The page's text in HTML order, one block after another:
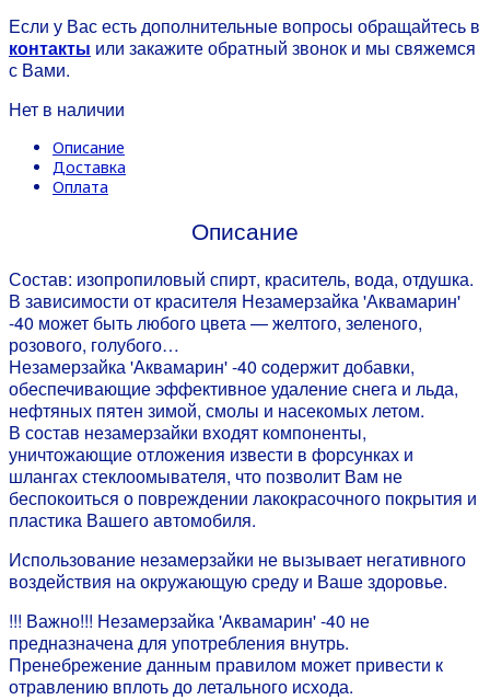
Если у Вас есть дополнительные вопросы обращайтесь в
контакты или закажите обратный звонок и мы свяжемся
с Вами.
Нет в наличии
Описание
Доставка
Оплата
Описание
Состав: изопропиловый спирт, краситель, вода, отдушка.
В зависимости от красителя Незамерзайка 'Аквамарин'
-40 может быть любого цвета — желтого, зеленого,
розового, голубого…
Незамерзайка 'Аквамарин' -40 cодержит добавки,
обеспечивающие эффективное удаление снега и льда,
нефтяных пятен зимой, смолы и насекомых летом.
В состав незамерзайки входят компоненты,
уничтожающие отложения извести в форсунках и
шлангах стеклоомывателя, что позволит Вам не
беспокоиться о повреждении лакокрасочного покрытия и
пластика Вашего автомобиля.
Использование незамерзайки не вызывает негативного
воздействия на окружающую среду и Ваше здоровье.
!!! Важно!!! Незамерзайка 'Аквамарин' -40 не
предназначена для употребления внутрь.
Пренебрежение данным правилом может привести к
отравлению вплоть до летального исхода.